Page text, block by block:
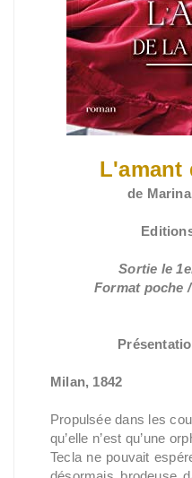
L'amant
de
Sortie le
Format poche
Milan, 1842
Propulsée dans les
qu’elle n’est qu’une
Tecla ne pouvait